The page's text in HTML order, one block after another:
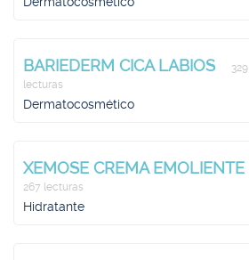
BARIEDERM CICA LABIOS
329
lecturas
Dermatocosmético
XEMOSE CREMA EMOLIENTE
267 lecturas
Hidratante